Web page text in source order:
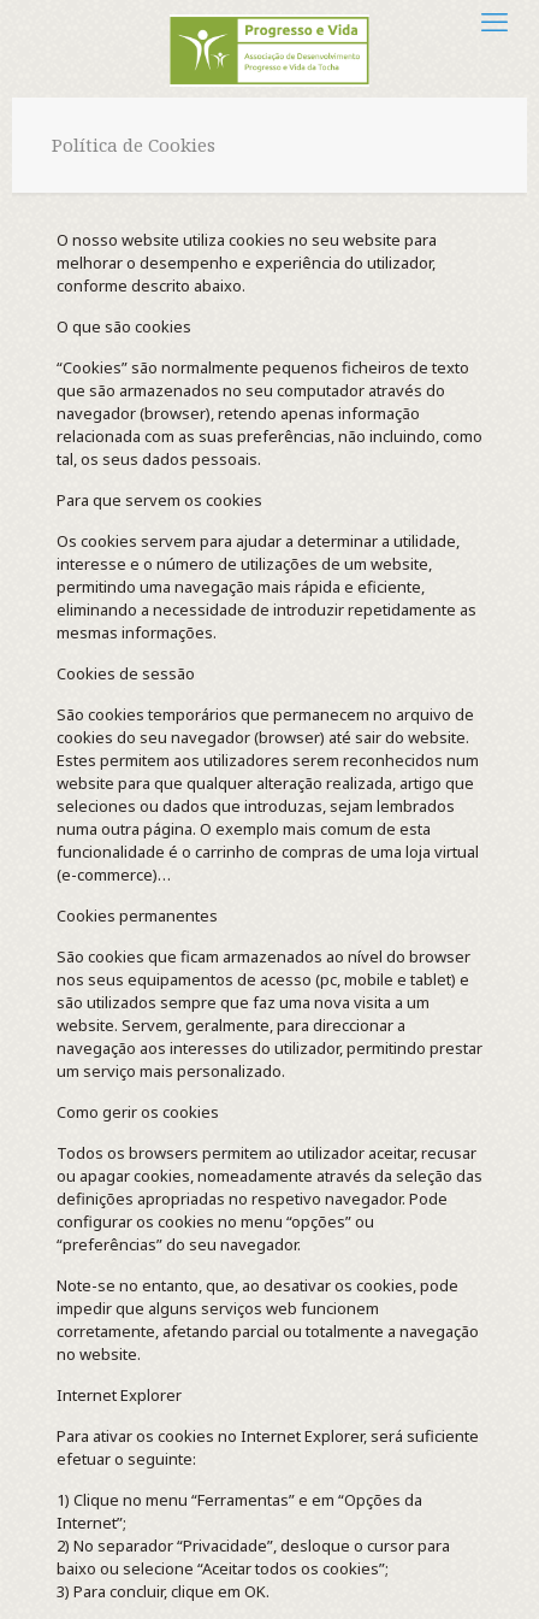
Política de Cookies
O nosso website utiliza cookies no seu website para
melhorar o desempenho e experiência do utilizador,
conforme descrito abaixo.
O que são cookies
“Cookies” são normalmente pequenos ficheiros de texto
que são armazenados no seu computador através do
navegador (browser), retendo apenas informação
relacionada com as suas preferências, não incluindo, como
tal, os seus dados pessoais.
Para que servem os cookies
Os cookies servem para ajudar a determinar a utilidade,
interesse e o número de utilizações de um website,
permitindo uma navegação mais rápida e eficiente,
eliminando a necessidade de introduzir repetidamente as
mesmas informações.
Cookies de sessão
São cookies temporários que permanecem no arquivo de
cookies do seu navegador (browser) até sair do website.
Estes permitem aos utilizadores serem reconhecidos num
website para que qualquer alteração realizada, artigo que
seleciones ou dados que introduzas, sejam lembrados
numa outra página. O exemplo mais comum de esta
funcionalidade é o carrinho de compras de uma loja virtual
(e-commerce)…
Cookies permanentes
São cookies que ficam armazenados ao nível do browser
nos seus equipamentos de acesso (pc, mobile e tablet) e
são utilizados sempre que faz uma nova visita a um
website. Servem, geralmente, para direccionar a
navegação aos interesses do utilizador, permitindo prestar
um serviço mais personalizado.
Como gerir os cookies
Todos os browsers permitem ao utilizador aceitar, recusar
ou apagar cookies, nomeadamente através da seleção das
definições apropriadas no respetivo navegador. Pode
configurar os cookies no menu “opções” ou
“preferências” do seu navegador.
Note-se no entanto, que, ao desativar os cookies, pode
impedir que alguns serviços web funcionem
corretamente, afetando parcial ou totalmente a navegação
no website.
Internet Explorer
Para ativar os cookies no Internet Explorer, será suficiente
efetuar o seguinte:
1) Clique no menu “Ferramentas” e em “Opções da
Internet”;
2) No separador “Privacidade”, desloque o cursor para
baixo ou selecione “Aceitar todos os cookies”;
3) Para concluir, clique em OK.